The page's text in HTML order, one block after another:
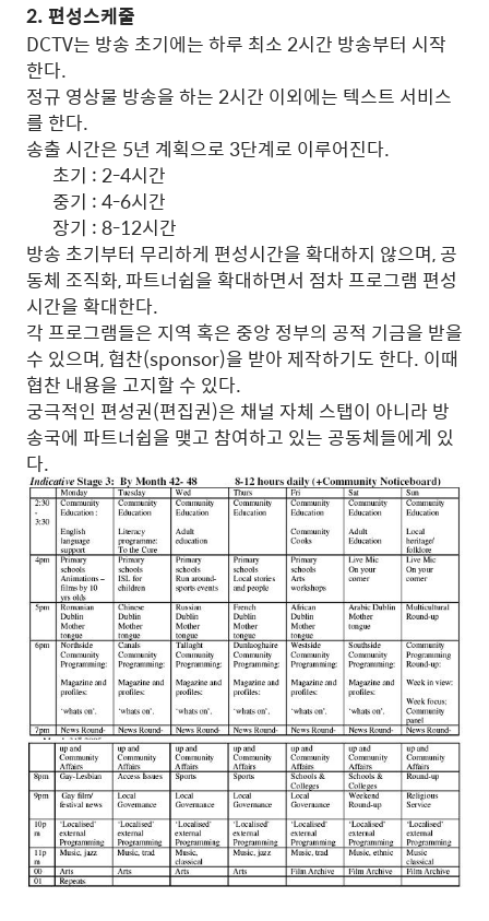
2. 편성스케줄
DCTV는 방송 초기에는 하루 최소 2시간 방송부터 시작
한다.
정규 영상물 방송을 하는 2시간 이외에는 텍스트 서비스
를 한다.
송출 시간은 5년 계획으로 3단계로 이루어진다.
초기 : 2-4시간
중기 : 4-6시간
장기 : 8-12시간
방송 초기부터 무리하게 편성시간을 확대하지 않으며, 공
동체 조직화, 파트너쉽을 확대하면서 점차 프로그램 편성
시간을 확대한다.
각 프로그램들은 지역 혹은 중앙 정부의 공적 기금을 받을
수 있으며, 협찬(sponsor)을 받아 제작하기도 한다. 이때
협찬 내용을 고지할 수 있다.
궁극적인 편성권(편집권)은 채널 자체 스탭이 아니라 방
송국에 파트너쉽을 맺고 참여하고 있는 공동체들에게 있
다.